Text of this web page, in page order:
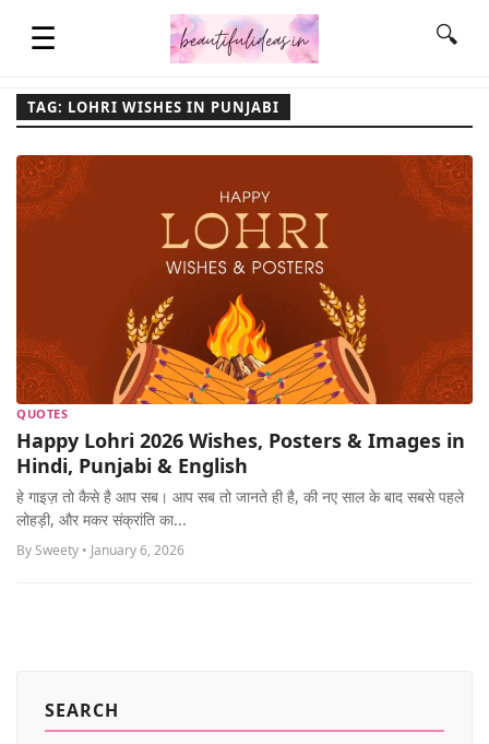
☰
QUOTES
FASHION & STYLE
CONTACT NAME IDEAS
MORE
🔍
TAG: LOHRI WISHES IN PUNJABI
QUOTES
Happy Lohri 2026 Wishes, Posters & Images in
Hindi, Punjabi & English
हे गाइज़ तो कैसे है आप सब। आप सब तो जानते ही है, की नए साल के बाद सबसे पहले
लोहड़ी, और मकर संक्रांति का...
By Sweety • January 6, 2026
SEARCH